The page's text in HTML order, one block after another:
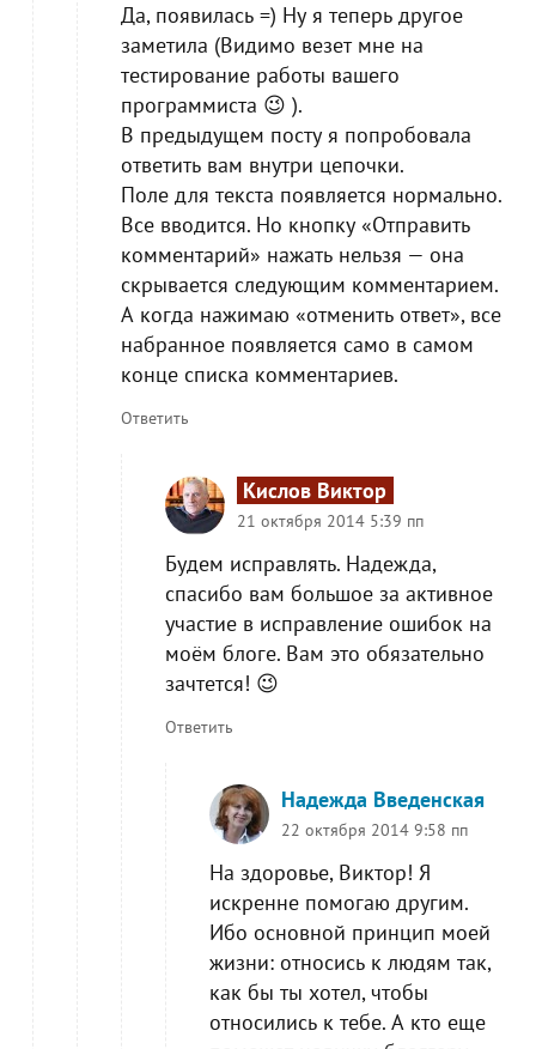
Да, появилась =) Ну я теперь другое
заметила (Видимо везет мне на
тестирование работы вашего
программиста 😉 ).
В предыдущем посту я попробовала
ответить вам внутри цепочки.
Поле для текста появляется нормально.
Все вводится. Но кнопку «Отправить
комментарий» нажать нельзя — она
скрывается следующим комментарием.
А когда нажимаю «отменить ответ», все
набранное появляется само в самом
конце списка комментариев.
Ответить
Кислов Виктор
21 октября 2014 5:39 пп
Будем исправлять. Надежда,
спасибо вам большое за активное
участие в исправление ошибок на
моём блоге. Вам это обязательно
зачтется! 😉
Ответить
Надежда Введенская
22 октября 2014 9:58 пп
На здоровье, Виктор! Я
искренне помогаю другим.
Ибо основной принцип моей
жизни: относись к людям так,
как бы ты хотел, чтобы
относились к тебе. А кто еще